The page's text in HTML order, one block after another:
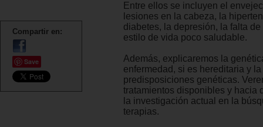
Compartir en:
Save
Entre ellos se incluyen el
lesiones en la cabeza, la
diabetes, la depresión, la falta
estilo de vida poco saludable.
Además, explicaremos la
enfermedad, si es hereditaria y
predisposiciones genéticas.
tratamientos disponibles y hacia
la investigación actual en la
terapias.